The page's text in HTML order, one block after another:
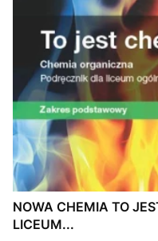
NOWA CHEMIA TO
LICEUM...